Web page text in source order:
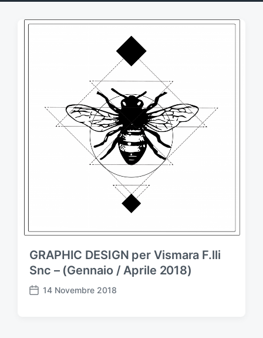
GRAPHIC DESIGN per Vismara F.lli
Snc – (Gennaio / Aprile 2018)
D
14 Novembre 2018